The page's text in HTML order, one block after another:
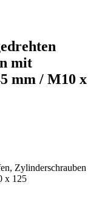
mit
mm / M10 x